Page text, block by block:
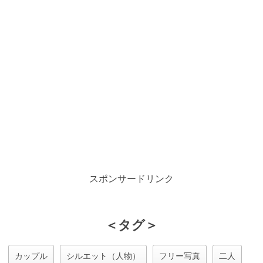
スポンサードリンク
＜タグ＞
カップル シルエット（人物） フリー写真 二人